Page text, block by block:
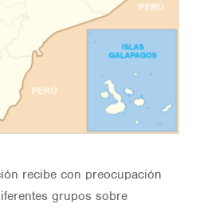
recibe con preocupación
grupos sobre